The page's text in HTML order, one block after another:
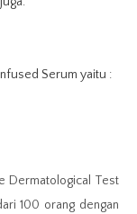
Serum yaitu :
Dermatological Test
100 orang dengan